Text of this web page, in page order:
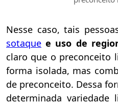
Nesse caso, tais
sotaque e uso de
claro que o preconceito
forma isolada, mas
de preconceito. Dessa
determinada